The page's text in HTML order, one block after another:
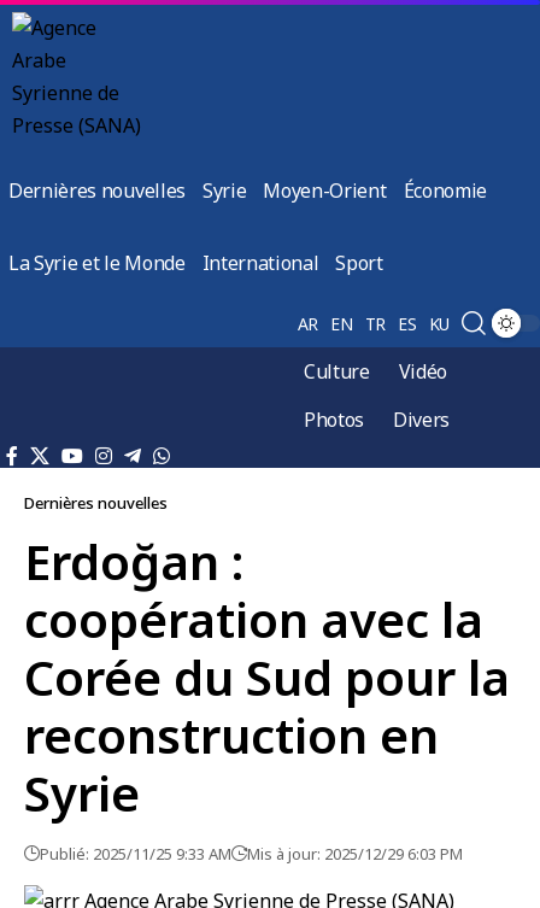
Dernières nouvelles Syrie Moyen-Orient Économie
La Syrie et le Monde International Sport
AR EN TR ES KU
Culture
Vidéo
Photos
Divers
Dernières nouvelles
Erdoğan :
coopération avec la
Corée du Sud pour la
reconstruction en
Syrie
Publié: 2025/11/25 9:33 AM Mis à jour: 2025/12/29 6:03 PM